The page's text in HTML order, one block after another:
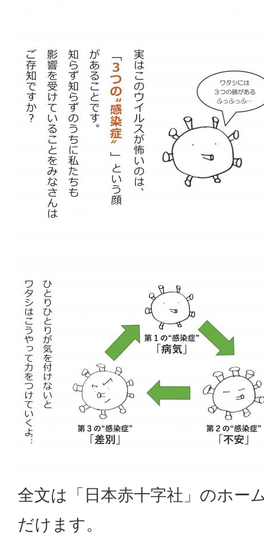
全文は「日本赤十字社」のホー
だけます。